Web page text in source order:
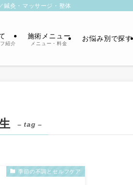
鍼灸・マッサージ・整体
紹介
施術メニュー
メニュー・料金
お悩み別で探す
– tag –
季節の不調とセルフケア